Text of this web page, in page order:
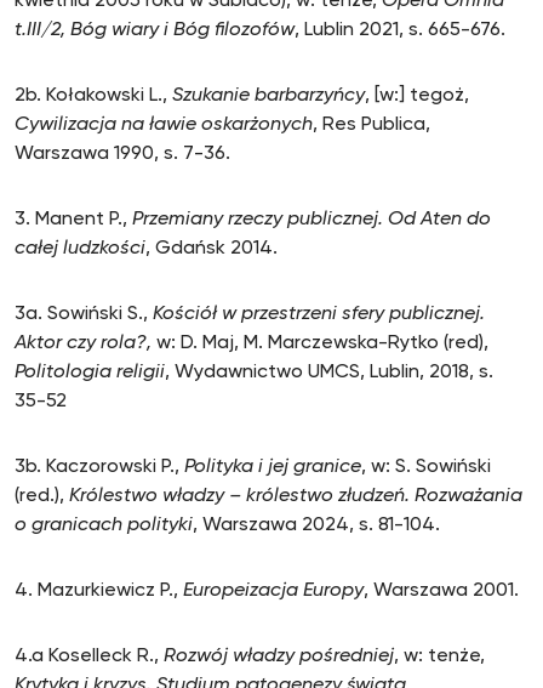
t.III/2, Bóg wiary i Bóg filozofów, Lublin 2021, s. 665-676.
2b. Kołakowski L., Szukanie barbarzyńcy, [w:] tegoż,
Cywilizacja na ławie oskarżonych, Res Publica,
Warszawa 1990, s. 7-36.
3. Manent P., Przemiany rzeczy publicznej. Od Aten do
całej ludzkości, Gdańsk 2014.
3a. Sowiński S., Kościół w przestrzeni sfery publicznej.
Aktor czy rola?, w: D. Maj, M. Marczewska-Rytko (red),
Politologia religii, Wydawnictwo UMCS, Lublin, 2018, s.
35-52
3b. Kaczorowski P., Polityka i jej granice, w: S. Sowiński
(red.), Królestwo władzy – królestwo złudzeń. Rozważania
o granicach polityki, Warszawa 2024, s. 81-104.
4. Mazurkiewicz P., Europeizacja Europy, Warszawa 2001.
4.a Koselleck R., Rozwój władzy pośredniej, w: tenże,